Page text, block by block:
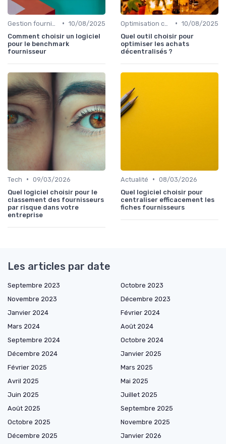
• 10/08/2025
Comment choisir un logiciel
pour le benchmark
fournisseur
• 10/08/2025
Quel outil choisir pour
optimiser les achats
décentralisés ?
Tech • 09/03/2026
Quel logiciel choisir pour le
classement des fournisseurs
par risque dans votre
entreprise
Actualité • 08/03/2026
Quel logiciel choisir pour
centraliser efficacement les
fiches fournisseurs
Les articles par date
Septembre 2023
Octobre 2023
Novembre 2023
Décembre 2023
Janvier 2024
Février 2024
Mars 2024
Août 2024
Septembre 2024
Octobre 2024
Décembre 2024
Janvier 2025
Février 2025
Mars 2025
Avril 2025
Mai 2025
Juin 2025
Juillet 2025
Août 2025
Septembre 2025
Octobre 2025
Novembre 2025
Décembre 2025
Janvier 2026